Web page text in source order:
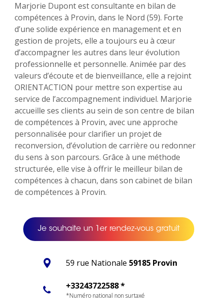
Marjorie Dupont est consultante en bilan de
compétences à Provin, dans le Nord (59). Forte
d’une solide expérience en management et en
gestion de projets, elle a toujours eu à cœur
d’accompagner les autres dans leur évolution
professionnelle et personnelle. Animée par des
valeurs d’écoute et de bienveillance, elle a rejoint
ORIENTACTION pour mettre son expertise au
service de l’accompagnement individuel. Marjorie
accueille ses clients au sein de son centre de bilan
de compétences à Provin, avec une approche
personnalisée pour clarifier un projet de
reconversion, d’évolution de carrière ou redonner
du sens à son parcours. Grâce à une méthode
structurée, elle vise à offrir le meilleur bilan de
compétences à chacun, dans son cabinet de bilan
de compétences à Provin.
Je souhaite un 1er rendez-vous gratuit
59 rue Nationale 59185 Provin
+33243722588 *
*Numéro national non surtaxé